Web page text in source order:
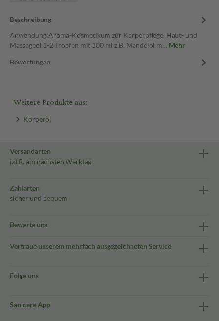
Beschreibung
Anwendung:Aroma-Kosmetikum zur Körperpflege. Haut- und
Massageöl 1-2 Tropfen mit 100 ml z.B. Mandelöl m… Mehr
Bewertungen
Weitere Produkte aus:
Körperöl
Versandarten
i.d.R. am nächsten Werktag
Zahlarten
sicher und bequem
Bewerte uns
Vertraue unserem mehrfach ausgezeichneten Service
Folge uns
Sanicare App